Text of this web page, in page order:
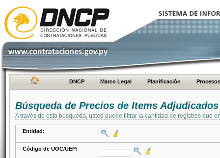
DNCP Marco Legal Planificación Procesos
Búsqueda de Precios de Items Adjudicados
A través de esta búsqueda, usted puede filtrar la cantidad de registros que
Entidad:
Código de UOC/UEP: